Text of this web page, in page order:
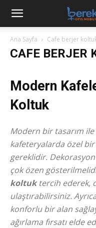
Ana Sayfa Cafe berjer
CAFE BERJER
Modern
Koltuk
Modern bir tasarım
kafeteryalarda özel
gereklidir.
çok özen
koltuktercih ederek,
ulaştırabilirsiniz.
konforlu bir alan
ağırlama fırsatı elde